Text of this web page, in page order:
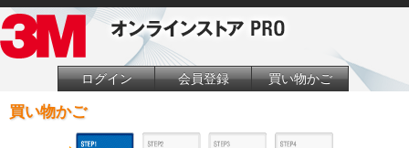
ログイン 会員登録 買い物かご
買い物かご